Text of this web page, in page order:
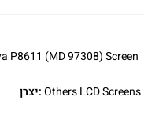
Others LCD Screens:יצרן